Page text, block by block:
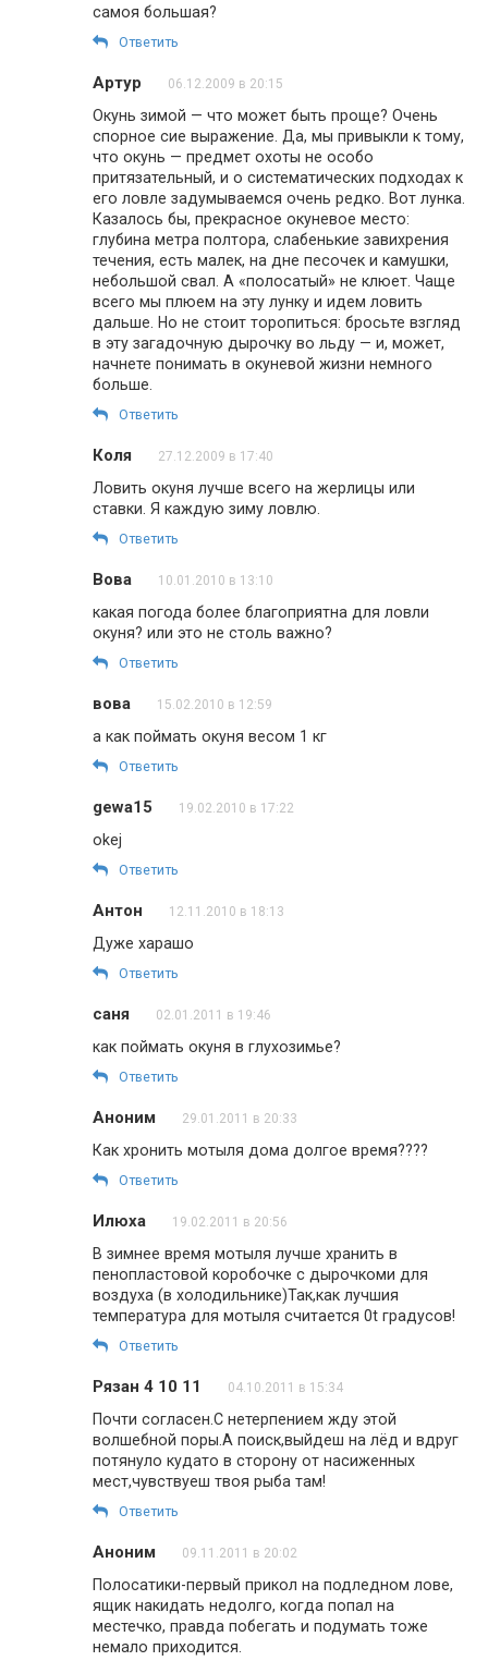
самоя большая?
Ответить
Артур 06.12.2009 в 20:15
Окунь зимой — что может быть проще? Очень
спорное сие выражение. Да, мы привыкли к тому,
что окунь — предмет охоты не особо
притязательный, и о систематических подходах к
его ловле задумываемся очень редко. Вот лунка.
Казалось бы, прекрасное окуневое место:
глубина метра полтора, слабенькие завихрения
течения, есть малек, на дне песочек и камушки,
небольшой свал. А «полосатый» не клюет. Чаще
всего мы плюем на эту лунку и идем ловить
дальше. Но не стоит торопиться: бросьте взгляд
в эту загадочную дырочку во льду — и, может,
начнете понимать в окуневой жизни немного
больше.
Ответить
Коля 27.12.2009 в 17:40
Ловить окуня лучше всего на жерлицы или
ставки. Я каждую зиму ловлю.
Ответить
Вова 10.01.2010 в 13:10
какая погода более благоприятна для ловли
окуня? или это не столь важно?
Ответить
вова 15.02.2010 в 12:59
а как поймать окуня весом 1 кг
Ответить
gewa15 19.02.2010 в 17:22
okej
Ответить
Антон 12.11.2010 в 18:13
Дуже харашо
Ответить
саня 02.01.2011 в 19:46
как поймать окуня в глухозимье?
Ответить
Аноним 29.01.2011 в 20:33
Как хронить мотыля дома долгое время????
Ответить
Илюха 19.02.2011 в 20:56
В зимнее время мотыля лучше хранить в
пенопластовой коробочке с дырочкоми для
воздуха (в холодильнике)Так,как лучшия
температура для мотыля считается 0t градусов!
Ответить
Рязан 4 10 11 04.10.2011 в 15:34
Почти согласен.С нетерпением жду этой
волшебной поры.А поиск,выйдеш на лёд и вдруг
потянуло кудато в сторону от насиженных
мест,чувствуеш твоя рыба там!
Ответить
Аноним 09.11.2011 в 20:02
Полосатики-первый прикол на подледном лове,
ящик накидать недолго, когда попал на
местечко, правда побегать и подумать тоже
немало приходится.